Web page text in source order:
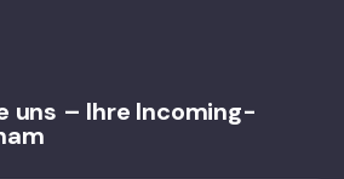
uns – Ihre Incoming-